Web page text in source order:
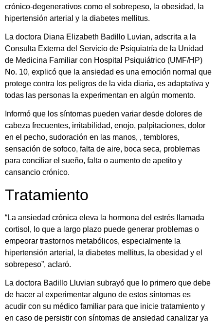
crónico-degenerativos como el sobrepeso, la obesidad, la
hipertensión arterial y la diabetes mellitus.
La doctora Diana Elizabeth Badillo Luvian, adscrita a la
Consulta Externa del Servicio de Psiquiatría de la Unidad
de Medicina Familiar con Hospital Psiquiátrico (UMF/HP)
No. 10, explicó que la ansiedad es una emoción normal que
protege contra los peligros de la vida diaria, es adaptativa y
todas las personas la experimentan en algún momento.
Informó que los síntomas pueden variar desde dolores de
cabeza frecuentes, irritabilidad, enojo, palpitaciones, dolor
en el pecho, sudoración en las manos, , temblores,
sensación de sofoco, falta de aire, boca seca, problemas
para conciliar el sueño, falta o aumento de apetito y
cansancio crónico.
Tratamiento
“La ansiedad crónica eleva la hormona del estrés llamada
cortisol, lo que a largo plazo puede generar problemas o
empeorar trastornos metabólicos, especialmente la
hipertensión arterial, la diabetes mellitus, la obesidad y el
sobrepeso”, aclaró.
La doctora Badillo Lluvian subrayó que lo primero que debe
de hacer al experimentar alguno de estos síntomas es
acudir con su médico familiar para que inicie tratamiento y
en caso de persistir con síntomas de ansiedad canalizar ya